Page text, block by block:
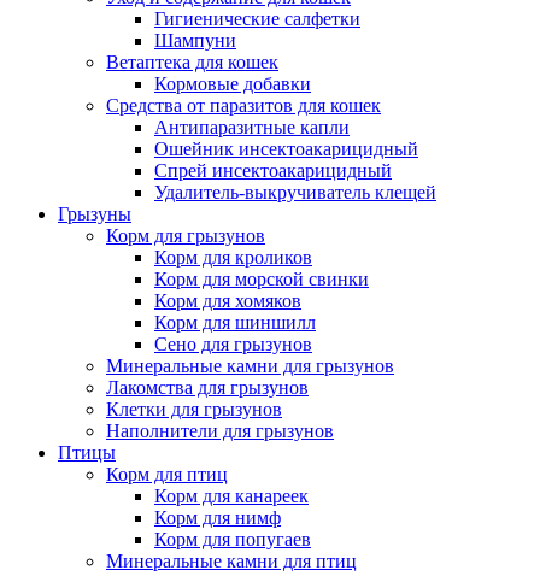
Гигиенические салфетки
Шампуни
Ветаптека для кошек
Кормовые добавки
Средства от паразитов для кошек
Антипаразитные капли
Ошейник инсектоакарицидный
Спрей инсектоакарицидный
Удалитель-выкручиватель клещей
Грызуны
Корм для грызунов
Корм для кроликов
Корм для морской свинки
Корм для хомяков
Корм для шиншилл
Сено для грызунов
Минеральные камни для грызунов
Лакомства для грызунов
Клетки для грызунов
Наполнители для грызунов
Птицы
Корм для птиц
Корм для канареек
Корм для нимф
Корм для попугаев
Минеральные камни для птиц